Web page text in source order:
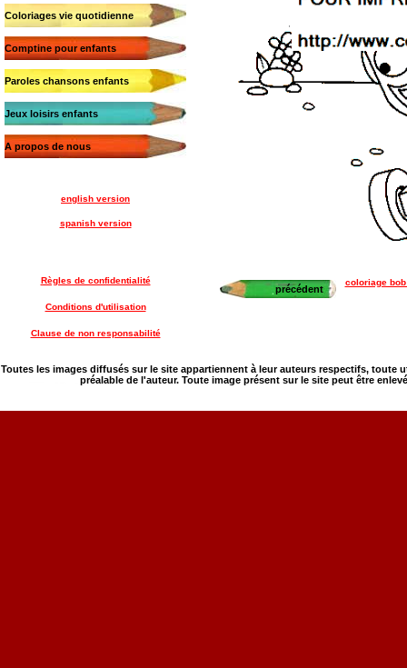
Coloriages vie quotidienne
Comptine pour enfants
Paroles chansons enfants
Jeux loisirs enfants
A propos de nous
english version
spanish version
Règles de confidentialité
Conditions d'utilisation
Clause de non responsabilité
précédent
coloriage
Toutes les images diffusés sur le site appartiennent à leur auteurs respectifs,
préalable de l'auteur. Toute image présent sur le site peut être